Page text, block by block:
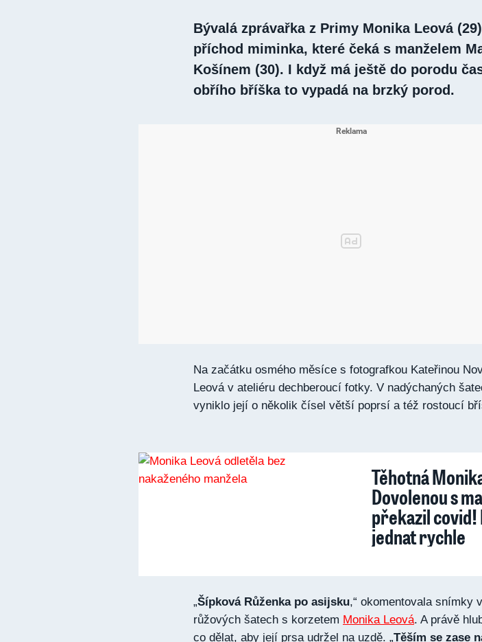
Bývalá zprávařka z Primy Monika Leová
příchod miminka, které čeká s manželem
Košínem (30). I když má ještě do porodu
obřího bříška to vypadá na brzký porod.
Na začátku osmého měsíce s fotografkou Kateřinou
Leová v ateliéru dechberoucí fotky. V nadýchaných
vyniklo její o několik čísel větší poprsí a též rostoucí
Těhotná
Dovolenou s
překazil covid!
jednat rychle
„Šípková Růženka po asijsku,“ okomentovala snímky
růžových šatech s korzetem Monika Leová. A právě
co dělat, aby její prsa udržel na uzdě. „Těším se zase